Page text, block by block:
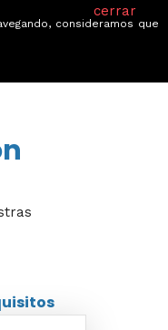
somos
cerrar
consideramos que